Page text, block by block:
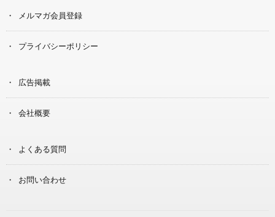
メルマガ会員登録
プライバシーポリシー
広告掲載
会社概要
よくある質問
お問い合わせ